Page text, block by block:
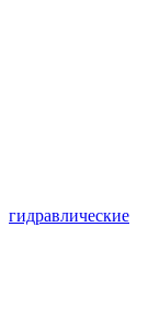
гидравлические